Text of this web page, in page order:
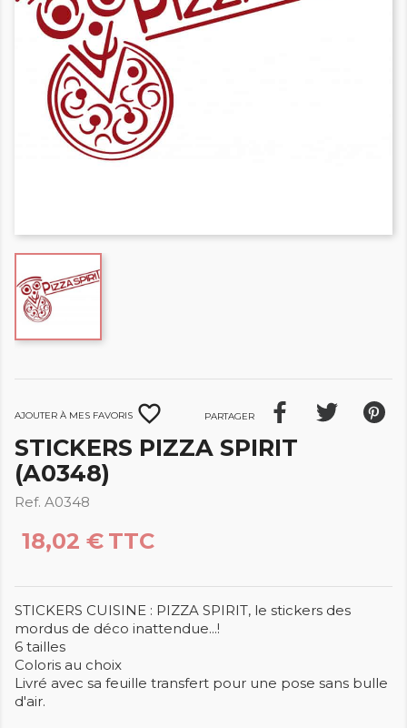
Ajouter à mes favoris favorite_border Partager
STICKERS PIZZA SPIRIT
(A0348)
Ref. A0348
18,02 € TTC
STICKERS CUISINE : PIZZA SPIRIT, le stickers des
mordus de déco inattendue...!
6 tailles
Coloris au choix
Livré avec sa feuille transfert pour une pose sans bulle
d'air.